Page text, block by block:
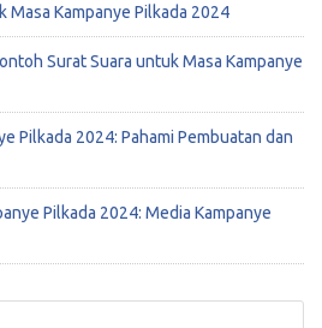
Masa Kampanye Pilkada 2024
Surat Suara untuk Masa Kampanye
Pilkada 2024: Pahami Pembuatan dan
Pilkada 2024: Media Kampanye